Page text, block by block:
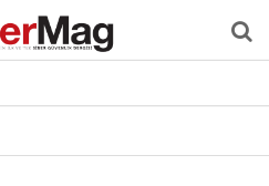
Dergi Editörden
Sizden Gelenler
İletişim